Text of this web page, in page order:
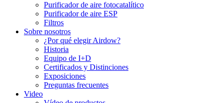
Purificador de aire fotocatalítico
Purificador de aire ESP
Filtros
Sobre nosotros
¿Por qué elegir Airdow?
Historia
Equipo de I+D
Certificados y Distinciones
Exposiciones
Preguntas frecuentes
Video